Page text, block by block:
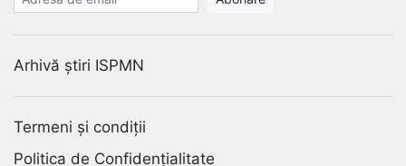
Arhivă știri ISPMN
Termeni și condiții
Politica de Confidențialitate